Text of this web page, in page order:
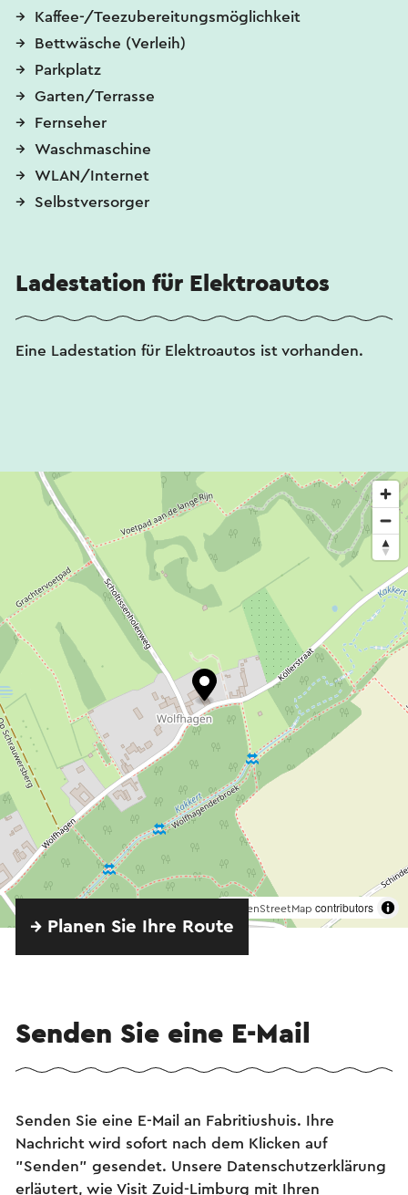
Kaffee-/Teezubereitungsmöglichkeit
Bettwäsche (Verleih)
Parkplatz
Garten/Terrasse
Fernseher
Waschmaschine
WLAN/Internet
Selbstversorger
Ladestation für Elektroautos
Eine Ladestation für Elektroautos ist vorhanden.
OpenStreetMap contributors
→ Planen Sie Ihre Route
Senden Sie eine E-Mail
Senden Sie eine E-Mail an Fabritiushuis. Ihre
Nachricht wird sofort nach dem Klicken auf
"Senden" gesendet. Unsere Datenschutzerklärung
erläutert, wie Visit Zuid-Limburg mit Ihren